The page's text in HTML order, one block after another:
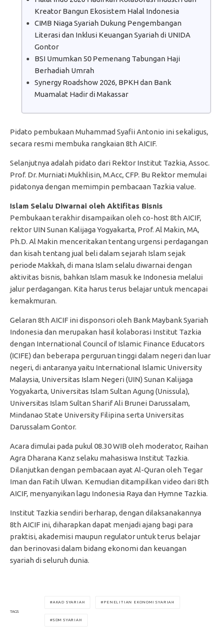
Kreator Bangun Ekosistem Halal Indonesia
CIMB Niaga Syariah Dukung Pengembangan
Literasi dan Inklusi Keuangan Syariah di UNIDA
Gontor
BSI Umumkan 50 Pemenang Tabungan Haji
Berhadiah Umrah
Synergy Roadshow 2026, BPKH dan Bank
Muamalat Hadir di Makassar
Pidato pembukaan Muhammad Syafii Antonio ini sekaligus,
secara resmi membuka rangkaian 8th AICIF.
Selanjutnya adalah pidato dari Rektor Institut Tazkia, Assoc.
Prof. Dr. Murniati Mukhlisin, M.Acc, CFP. Bu Rektor memulai
pidatonya dengan memimpin pembacaan Tazkia value.
Islam Selalu Diwarnai oleh Aktifitas Bisnis
Pembukaan terakhir disampaikan oleh co-host 8th AICIF,
rektor UIN Sunan Kalijaga Yogyakarta, Prof. Al Makin, MA,
Ph.D. Al Makin menceritakan tentang urgensi perdagangan
dan kisah tentang jual beli dalam sejarah Islam sejak
periode Makkah, di mana Islam selalu diwarnai dengan
aktivitas bisnis, bahkan Islam masuk ke Indonesia melalui
jalur perdagangan. Kita harus terus belajar untuk mencapai
kemakmuran.
Gelaran 8th AICIF ini disponsori oleh Bank Maybank Syariah
Indonesia dan merupakan hasil kolaborasi Institut Tazkia
dengan International Council of Islamic Finance Educators
(ICIFE) dan beberapa perguruan tinggi dalam negeri dan luar
negeri, di antaranya yaitu International Islamic University
Malaysia, Universitas Islam Negeri (UIN) Sunan Kalijaga
Yogyakarta, Universitas Islam Sultan Agung (Unissula),
Universitas Islam Sultan Sharif Ali Brunei Darussalam,
Mindanao State University Filipina serta Universitas
Darussalam Gontor.
Acara dimulai pada pukul 08.30 WIB oleh moderator, Raihan
Agra Dharana Kanz selaku mahasiswa Institut Tazkia.
Dilanjutkan dengan pembacaan ayat Al-Quran oleh Tegar
Iman dan Fatih Ulwan. Kemudian ditampilkan video dari 8th
AICIF, menyanyikan lagu Indonesia Raya dan Hymne Tazkia.
Institut Tazkia sendiri berharap, dengan dilaksanakannya
8th AICIF ini, diharapkan dapat menjadi ajang bagi para
praktisi, akademisi maupun regulator untuk terus belajar
dan berinovasi dalam bidang ekonomi dan keuangan
syariah di seluruh dunia.
TAGS
AKAD SYARIAH PENELITIAN EKONOMI SYARIAH
SDM SYARIAH